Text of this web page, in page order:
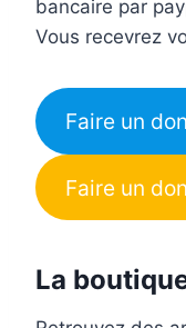
bancaire par
Vous recevrez
Faire un
Faire un
La